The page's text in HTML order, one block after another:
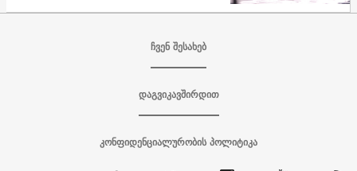
ჩვენ შესახებ
დაგვიკავშირდით
კონფიდენციალურობის პოლიტიკა